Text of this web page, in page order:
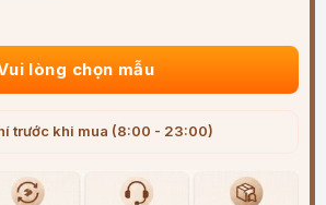
Rover Defender (2011-2025) ABS cao
lòng chọn mẫu
trước khi mua (8:00 - 23:00)